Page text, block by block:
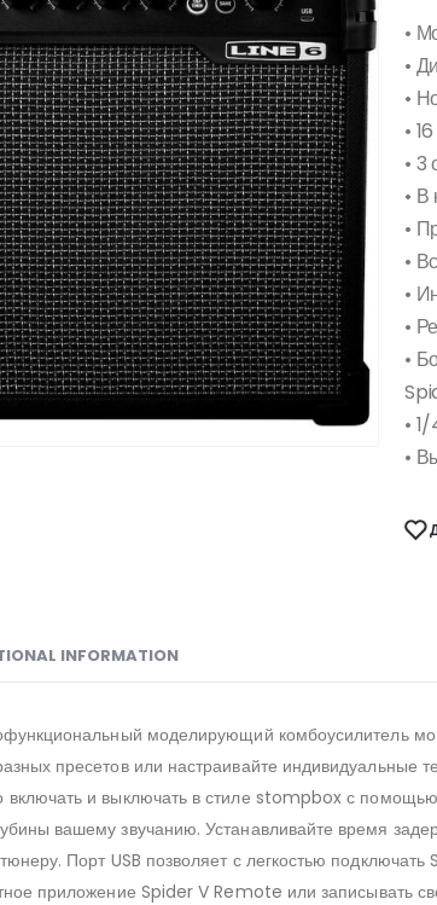
•
•
•
•
• 3
• В
•
•
•
•
•
•
•
INFORMATION
моделирующий комбоусилитель
пресетов или настраивайте
и выключать в стиле stompbox с
вашему звучанию. Устанавливайте время
Порт USB позволяет с легкостью
приложение Spider V Remote или записывать